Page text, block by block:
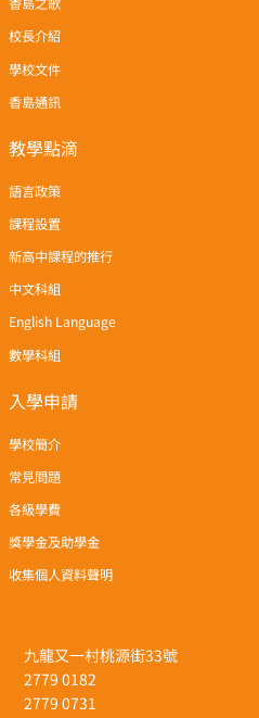
九龍又一村桃源街33號
2779 0182
2779 0731
校長介紹
學校文件
香島通訊
教學點滴
語言政策
課程設置
新高中課程的推行
中文科組
English Language
數學科組
入學申請
學校簡介
常見問題
各級學費
獎學金及助學金
收集個人資料聲明